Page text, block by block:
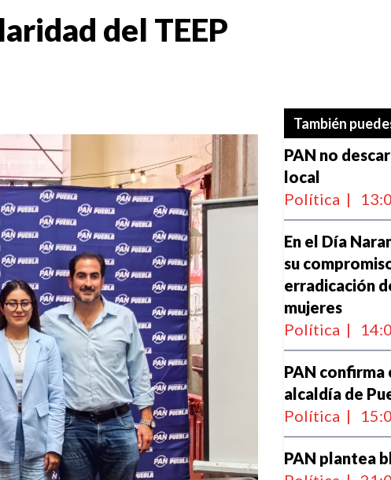
del TEEP
También
PAN no
local
Política |
En el Día
su
erradicación
mujeres
Política |
PAN confirma
alcaldía de
Política |
PAN plantea